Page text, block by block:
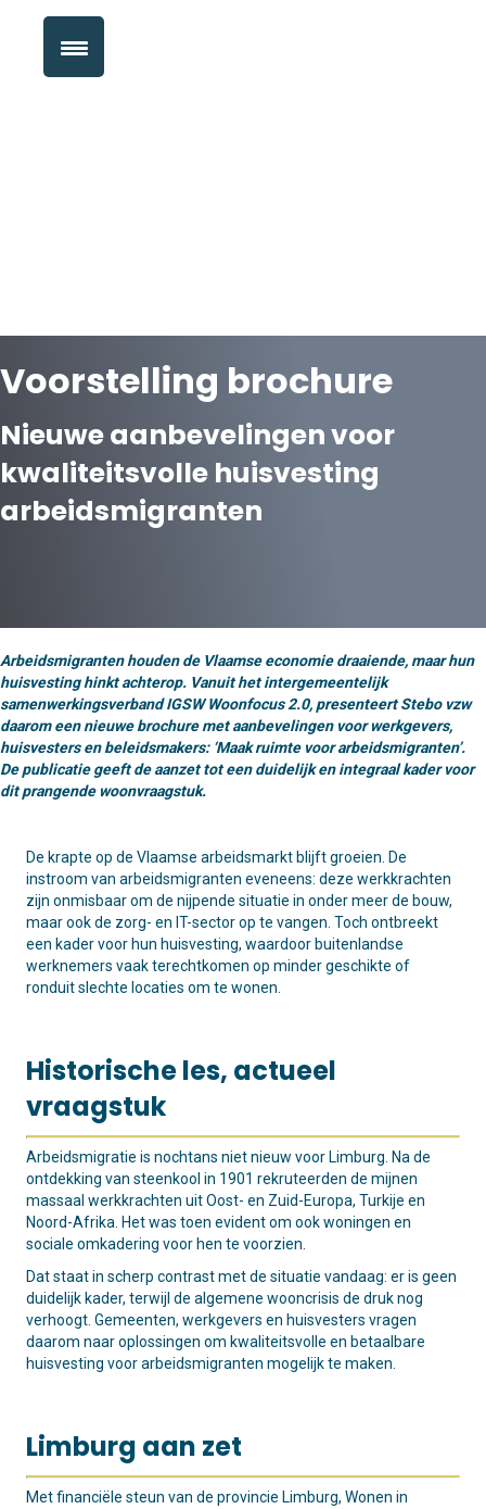
Voorstelling brochure
Nieuwe aanbevelingen voor
kwaliteitsvolle huisvesting
arbeidsmigranten
Arbeidsmigranten houden de Vlaamse economie draaiende, maar hun
huisvesting hinkt achterop. Vanuit het intergemeentelijk
samenwerkingsverband IGSW Woonfocus 2.0, presenteert Stebo vzw
daarom een nieuwe brochure met aanbevelingen voor werkgevers,
huisvesters en beleidsmakers: ‘Maak ruimte voor arbeidsmigranten’.
De publicatie geeft de aanzet tot een duidelijk en integraal kader voor
dit prangende woonvraagstuk.
De krapte op de Vlaamse arbeidsmarkt blijft groeien. De
instroom van arbeidsmigranten eveneens: deze werkkrachten
zijn onmisbaar om de nijpende situatie in onder meer de bouw,
maar ook de zorg- en IT-sector op te vangen. Toch ontbreekt
een kader voor hun huisvesting, waardoor buitenlandse
werknemers vaak terechtkomen op minder geschikte of
ronduit slechte locaties om te wonen.
Historische les, actueel
vraagstuk
Arbeidsmigratie is nochtans niet nieuw voor Limburg. Na de
ontdekking van steenkool in 1901 rekruteerden de mijnen
massaal werkkrachten uit Oost- en Zuid-Europa, Turkije en
Noord-Afrika. Het was toen evident om ook woningen en
sociale omkadering voor hen te voorzien.
Dat staat in scherp contrast met de situatie vandaag: er is geen
duidelijk kader, terwijl de algemene wooncrisis de druk nog
verhoogt. Gemeenten, werkgevers en huisvesters vragen
daarom naar oplossingen om kwaliteitsvolle en betaalbare
huisvesting voor arbeidsmigranten mogelijk te maken.
Limburg aan zet
Met financiële steun van de provincie Limburg, Wonen in